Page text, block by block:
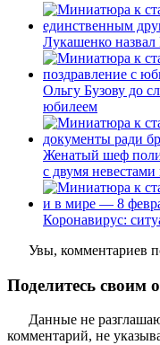
Лукашенко
Ольгу Бузову до
юбилеем
Женатый шеф
с двумя невестами
Коронавирус:
Увы, комментариев
Поделитесь своим
Данные не
комментарий, не